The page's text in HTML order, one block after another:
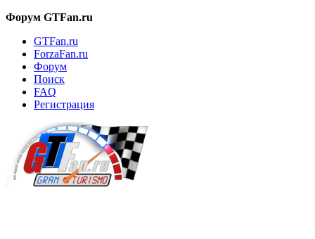
Форум GTFan.ru
GTFan.ru
ForzaFan.ru
Форум
Поиск
FAQ
Регистрация